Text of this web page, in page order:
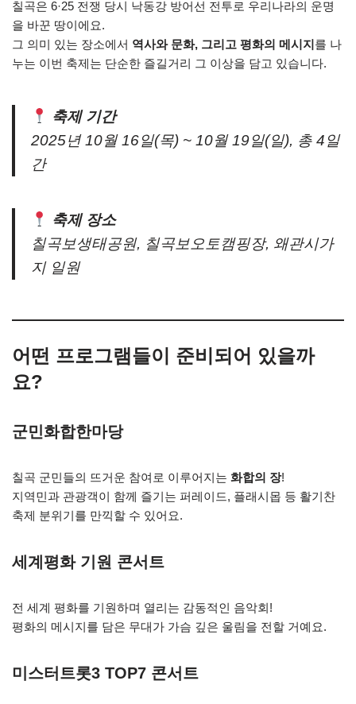
칠곡은 6·25 전쟁 당시 낙동강 방어선 전투로 우리나라의 운명
을 바꾼 땅이에요.
그 의미 있는 장소에서 역사와 문화, 그리고 평화의 메시지를 나
누는 이번 축제는 단순한 즐길거리 그 이상을 담고 있습니다.
축제 기간
2025년 10월 16일(목) ~ 10월 19일(일), 총 4일
간
축제 장소
칠곡보생태공원, 칠곡보오토캠핑장, 왜관시가
지 일원
어떤 프로그램들이 준비되어 있을까
요?
군민화합한마당
칠곡 군민들의 뜨거운 참여로 이루어지는 화합의 장!
지역민과 관광객이 함께 즐기는 퍼레이드, 플래시몹 등 활기찬
축제 분위기를 만끽할 수 있어요.
세계평화 기원 콘서트
전 세계 평화를 기원하며 열리는 감동적인 음악회!
평화의 메시지를 담은 무대가 가슴 깊은 울림을 전할 거예요.
미스터트롯3 TOP7 콘서트